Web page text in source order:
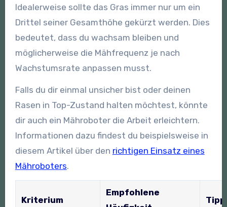
Idealerweise sollte das Gras immer nur um ein
Drittel seiner Gesamthöhe gekürzt werden. Dies
bedeutet, dass du wachsam bleiben und
möglicherweise die Mähfrequenz je nach
Wachstumsrate anpassen musst.
Falls du dir einmal unsicher bist oder deinen
Rasen in Top-Zustand halten möchtest, könnte
dir auch ein Mähroboter die Arbeit erleichtern.
Informationen dazu findest du beispielsweise in
diesem Artikel über den richtigen Einsatz eines
Mähroboters.
Kriterium
Empfohlene